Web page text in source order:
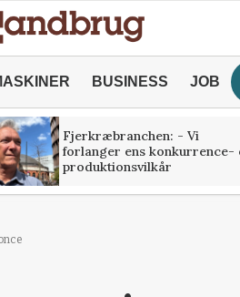
BUSINESS JOB
Fjerkræbranchen: - Vi
forlanger ens konkurrence-
produktionsvilkår